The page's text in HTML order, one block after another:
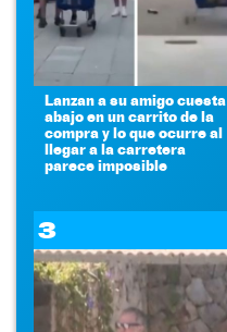
Lanzan a su amigo cuesta
abajo en un carrito de la
compra y lo que ocurre al
llegar a la carretera
parece imposible
3